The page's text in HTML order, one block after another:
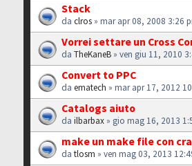
Stack
daclros » mar apr 08, 2008 3:26
Vorrei settare un Cross
daTheKaneB » ven giu 11, 2010
Convert to PPC
daematech » mar apr 17, 2012
Catalogs aiuto
dailbarbax » gio mag 16, 2013
make un make file con
datlosm » ven mag 03, 2013